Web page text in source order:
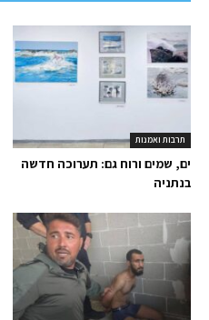
תרבות ואמנות
ים, שמים ורוח גם: תערוכה חדשה
בנתניה